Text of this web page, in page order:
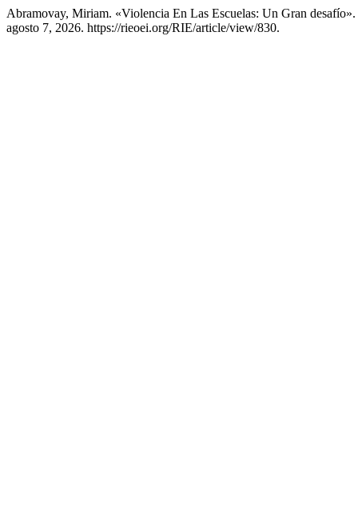
Abramovay, Miriam. «Violencia En Las Escuelas: Un Gran desafío».
agosto 7, 2026. https://rieoei.org/RIE/article/view/830.